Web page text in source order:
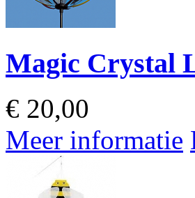
Magic Crystal
€ 20,00
Meer informatie